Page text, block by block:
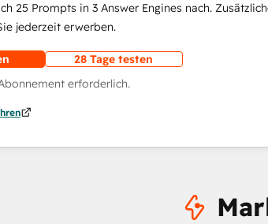
25 Prompts in 3 Answer Engines nach.
jederzeit erwerben.
28 Tage testen
erforderlich.